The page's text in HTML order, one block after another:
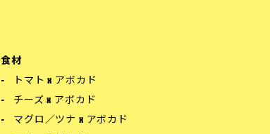
食材
トマト x アボカド
チーズ x アボカド
マグロ／ツナ x アボカド